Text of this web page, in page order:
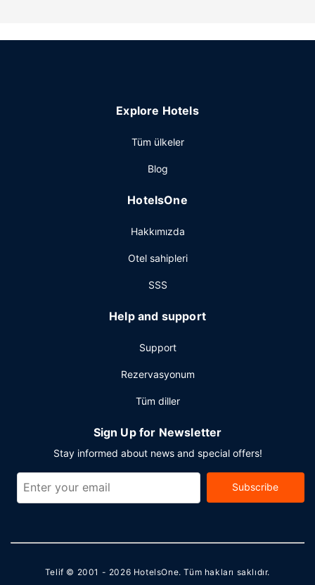
yıkama servisi mevcuttur.
Explore Hotels
Tüm ülkeler
Blog
HotelsOne
Hakkımızda
Otel sahipleri
SSS
Help and support
Support
Rezervasyonum
Tüm diller
Sign Up for Newsletter
Stay informed about news and special offers!
Subscribe
Telif © 2001 - 2026 HotelsOne. Tüm hakları saklıdır.